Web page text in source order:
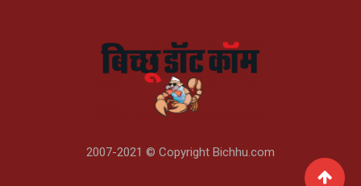
2007-2021 © Copyright Bichhu.com